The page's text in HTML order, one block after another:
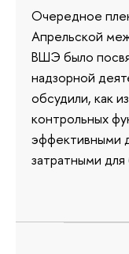
Очередное
Апрельской
ВШЭ было
надзорной
обсудили, как
контрольных
эффективными
затратными для